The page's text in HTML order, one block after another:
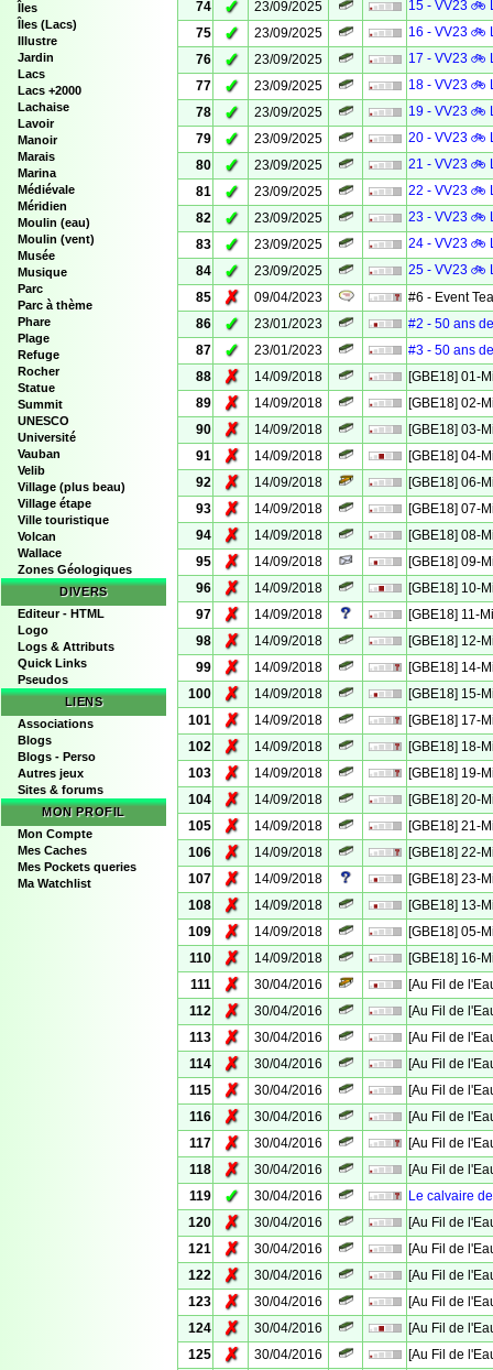
Îles
Îles (Lacs)
Illustre
Jardin
Lacs
Lacs +2000
Lachaise
Lavoir
Manoir
Marais
Marina
Médiévale
Méridien
Moulin (eau)
Moulin (vent)
Musée
Musique
Parc
Parc à thème
Phare
Plage
Refuge
Rocher
Statue
Summit
UNESCO
Université
Vauban
Velib
Village (plus beau)
Village étape
Ville touristique
Volcan
Wallace
Zones Géologiques
DIVERS
Editeur - HTML
Logo
Logs & Attributs
Quick Links
Pseudos
LIENS
Associations
Blogs
Blogs - Perso
Autres jeux
Sites & forums
MON PROFIL
Mon Compte
Mes Caches
Mes Pockets queries
Ma Watchlist
74 ✓ 23/09/2025
15 - VV23 🚲
75
✓ 23/09/2025
16 - VV23 🚲
76
✓ 23/09/2025
17 - VV23 🚲
77
✓ 23/09/2025
18 - VV23 🚲
78
✓ 23/09/2025
19 - VV23 🚲
79
✓ 23/09/2025
20 - VV23 🚲
80
✓ 23/09/2025
21 - VV23 🚲
81
✓ 23/09/2025
22 - VV23 🚲
82
✓ 23/09/2025
23 - VV23 🚲
83
✓ 23/09/2025
24 - VV23 🚲
84
✓ 23/09/2025
25 - VV23 🚲
85
✗ 09/04/2023
#6 - Event
86
✓ 23/01/2023
#2 - 50 ans
87
✓ 23/01/2023
#3 - 50 ans
88
✗ 14/09/2018
[GBE18] 01-
89
✗ 14/09/2018
[GBE18] 02-
90
✗ 14/09/2018
[GBE18] 03-
91
✗ 14/09/2018
[GBE18] 04-
92
✗ 14/09/2018
[GBE18] 06-
93
✗ 14/09/2018
[GBE18] 07-
94
✗ 14/09/2018
[GBE18] 08-
95
✗ 14/09/2018
[GBE18] 09-
96
✗ 14/09/2018
[GBE18] 10-
97
✗ 14/09/2018
[GBE18] 11-
98
✗ 14/09/2018
[GBE18] 12-
99
✗ 14/09/2018
[GBE18] 14-
100
✗ 14/09/2018
[GBE18] 15-
101
✗ 14/09/2018
[GBE18] 17-
102
✗ 14/09/2018
[GBE18] 18-
103
✗ 14/09/2018
[GBE18] 19-
104
✗ 14/09/2018
[GBE18] 20-
105
✗ 14/09/2018
[GBE18] 21-
106
✗ 14/09/2018
[GBE18] 22-
107
✗ 14/09/2018
[GBE18] 23-
108
✗ 14/09/2018
[GBE18] 13-
109
✗ 14/09/2018
[GBE18] 05-
110
✗ 14/09/2018
[GBE18] 16-
111
✗ 30/04/2016
[Au Fil de
112
✗ 30/04/2016
[Au Fil de
113
✗ 30/04/2016
[Au Fil de
114
✗ 30/04/2016
[Au Fil de
115
✗ 30/04/2016
[Au Fil de
116
✗ 30/04/2016
[Au Fil de
117
✗ 30/04/2016
[Au Fil de
118
✗ 30/04/2016
[Au Fil de
119
✓ 30/04/2016
Le calvaire
120
✗ 30/04/2016
[Au Fil de
121
✗ 30/04/2016
[Au Fil de
122
✗ 30/04/2016
[Au Fil de
123
✗ 30/04/2016
[Au Fil de
124
✗ 30/04/2016
[Au Fil de
125
✗ 30/04/2016
[Au Fil de